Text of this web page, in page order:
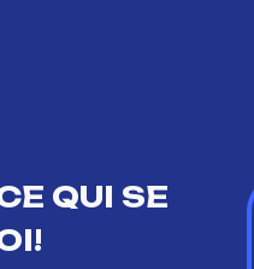
QUI SE